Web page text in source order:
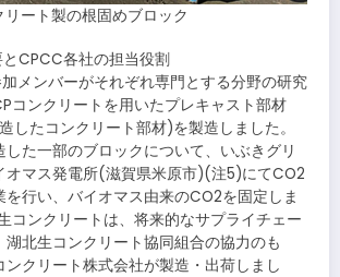
ート製の根固めブロック
CPCC各社の担当役割
メンバーがそれぞれ専門とする分野の研究
コンクリートを用いたプレキャスト部材
したコンクリート部材)を製造しました。
た一部のブロックについて、いぶきグリ
オマス発電所(滋賀県米原市)(注5)にてCO2
を行い、バイオマス由来のCO2を固定しま
コンクリートは、将来的なサプライチェー
湖北生コンクリート協同組合の協力のも
ンクリート株式会社が製造・出荷しまし